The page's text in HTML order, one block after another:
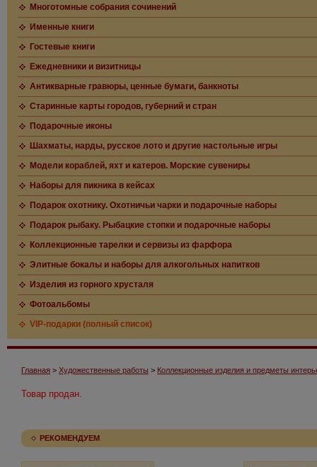
Многотомные собрания сочинений
Именные книги
Гостевые книги
Ежедневники и визитницы
Антикварные гравюры, ценные бумаги, банкноты
Старинные карты городов, губерний и стран
Подарочные иконы
Шахматы, нарды, русское лото и другие настольные игры
Модели кораблей, яхт и катеров. Морские сувениры
Наборы для пикника в кейсах
Подарок охотнику. Охотничьи чарки и подарочные наборы
Подарок рыбаку. Рыбацкие стопки и подарочные наборы
Коллекционные тарелки и сервизы из фарфора
Элитные бокалы и наборы для алкогольных напитков
Изделия из горного хрусталя
Фотоальбомы
VIP-подарки (полный список)
Главная > Художественные работы > Коллекционные изделия и предметы
Товар продан.
РЕКОМЕНДУЕМ